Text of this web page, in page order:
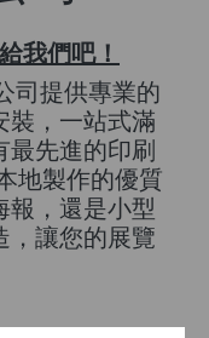
我們吧！
司提供專業的
裝，一站式滿
最先進的印刷
地製作的優質
報，還是小型
，讓您的展覽